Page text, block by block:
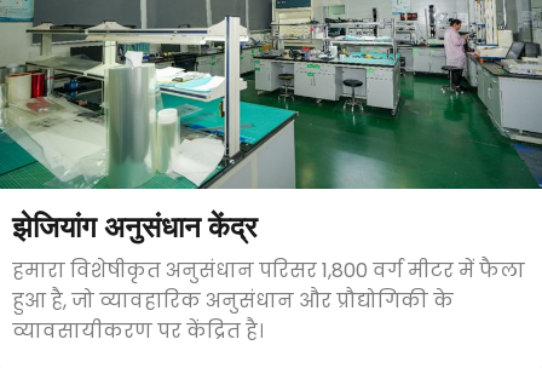
झेजियांग अनुसंधान केंद्र
हमारा विशेषीकृत अनुसंधान परिसर 1,800 वर्ग मीटर में फैला
हुआ है, जो व्यावहारिक अनुसंधान और प्रौद्योगिकी के
व्यावसायीकरण पर केंद्रित है।